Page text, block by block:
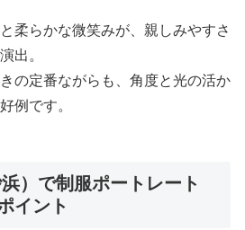
柔らかな微笑みが、親しみやすさ
出。
の定番ながらも、角度と光の活か
例です。
）で制服ポートレート
イント